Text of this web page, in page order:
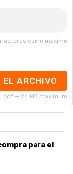
para el
como máximo
EL ARCHIVO
pdf — 24 MB maximum